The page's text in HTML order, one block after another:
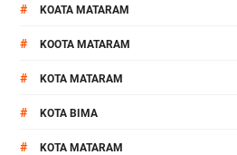
# KOATA MATARAM
# KOOTA MATARAM
# KOTA MATARAM
# KOTA BIMA
# KOTA MATARAM